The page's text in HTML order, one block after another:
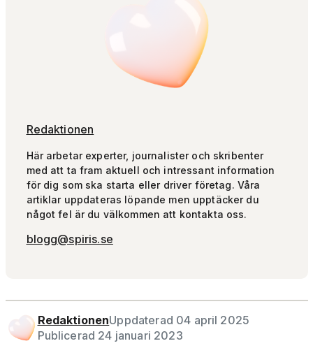
Redaktionen
Här arbetar experter, journalister och skribenter
med att ta fram aktuell och intressant information
för dig som ska starta eller driver företag. Våra
artiklar uppdateras löpande men upptäcker du
något fel är du välkommen att kontakta oss.
blogg@spiris.se
RedaktionenUppdaterad 04 april 2025
Publicerad 24 januari 2023